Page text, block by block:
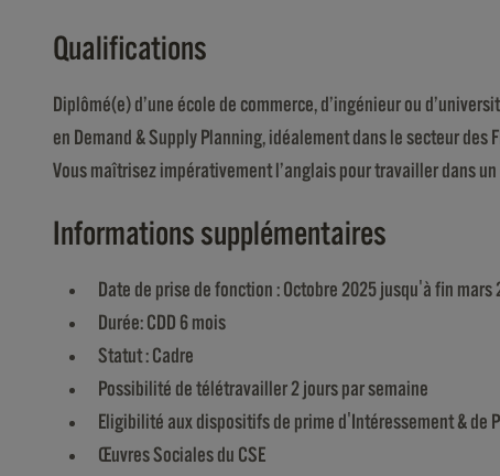
Qualifications
Diplômé(e) d’une école de commerce, d’ingénieur ou
en Demand & Supply Planning, idéalement dans le secteur
Vous maîtrisez impérativement l’anglais pour travailler dans
Informations supplémentaires
Date de prise de fonction : Octobre 2025 jusqu'à fin mars
Durée: CDD 6 mois
Statut : Cadre
Possibilité de télétravailler 2 jours par semaine
Eligibilité aux dispositifs de prime d'Intéressement & de
Œuvres Sociales du CSE